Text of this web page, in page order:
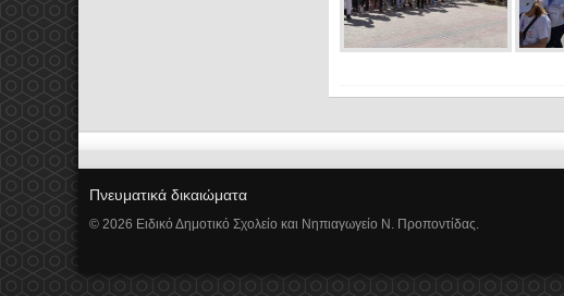
Πνευματικά δικαιώματα
© 2026 Ειδικό Δημοτικό Σχολείο και Νηπιαγωγείο Ν. Προποντίδας.